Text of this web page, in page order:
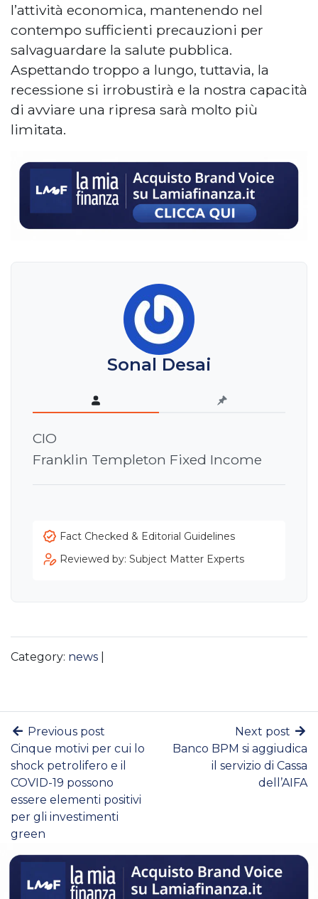
l’attività economica, mantenendo nel
contempo sufficienti precauzioni per
salvaguardare la salute pubblica.
Aspettando troppo a lungo, tuttavia, la
recessione si irrobustirà e la nostra capacità
di avviare una ripresa sarà molto più
limitata.
Sonal Desai
CIO
Franklin Templeton Fixed Income
Fact Checked & Editorial Guidelines
Reviewed by: Subject Matter Experts
Category: news
Previous post
Cinque motivi per cui lo
shock petrolifero e il
COVID-19 possono
essere elementi positivi
per gli investimenti
green
Next post
Banco BPM si aggiudica
il servizio di Cassa
dell’AIFA